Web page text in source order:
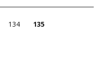
134 135